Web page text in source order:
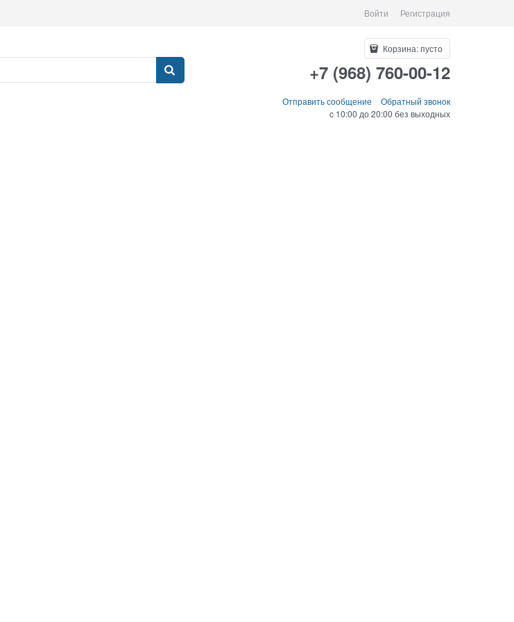
Войти Регистрация
Корзина:пусто
+7 (968) 760-00-12
Отправить сообщение
Обратный звонок
c 10:00 до 20:00 без выходных